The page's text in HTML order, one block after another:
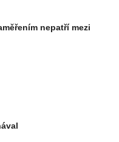
nepatří mezi